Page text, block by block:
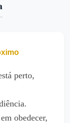
perto,
obedecer,